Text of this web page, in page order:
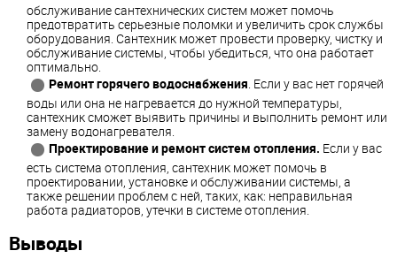
обслуживание сантехнических систем может помочь
предотвратить серьезные поломки и увеличить срок службы
оборудования. Сантехник может провести проверку, чистку и
обслуживание системы, чтобы убедиться, что она работает
оптимально.
Ремонт горячего водоснабжения. Если у вас нет горячей
воды или она не нагревается до нужной температуры,
сантехник сможет выявить причины и выполнить ремонт или
замену водонагревателя.
Проектирование и ремонт систем отопления. Если у вас
есть система отопления, сантехник может помочь в
проектировании, установке и обслуживании системы, а
также решении проблем с ней, таких, как: неправильная
работа радиаторов, утечки в системе отопления.
Выводы